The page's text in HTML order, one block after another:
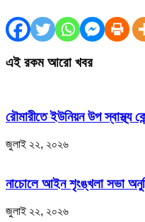
এই রকম আরো খবর
রৌমারীতে ইউনিয়ন উপ স্বাস্থ্য
জুলাই ২২, ২০২৬
নাচোলে আইন শৃংঙ্খলা সভা
জুলাই ২২, ২০২৬